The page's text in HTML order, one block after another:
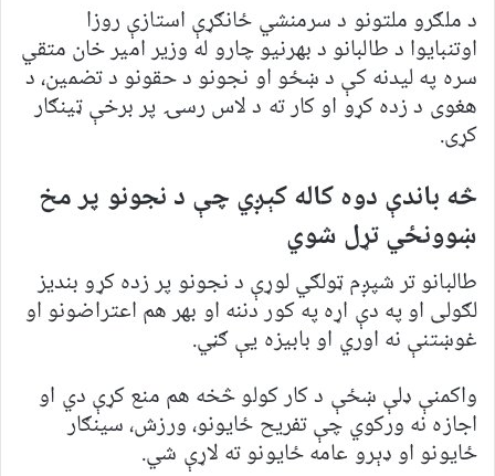
د ملګرو ملتونو د سرمنشي ځانګړې استازې روزا
اوتنبایوا د طالبانو د بهرنیو چارو له وزیر امیر خان متقي
سره په لیدنه کې د ښځو او نجونو د حقونو د تضمین، د
هغوی د زده کړو او کار ته د لاس رسۍ پر برخې ټینګار
کړی.
څه باندې دوه کاله کېږي چې د نجونو پر مخ
ښوونځي تړل شوي
طالبانو تر شپږم ټولګي لوړې د نجونو پر زده کړو بندیز
لګولی او په دې اړه په کور دننه او بهر هم اعتراضونو او
غوښتنې نه اوري او بابيزه یې ګڼي.
واکمنې ډلې ښځې د کار کولو څخه هم منع کړې دي او
اجازه نه ورکوي چې تفريح ځايونو، ورزش، سینګار
ځايونو او ډېرو عامه ځایونو ته لاړې شي.